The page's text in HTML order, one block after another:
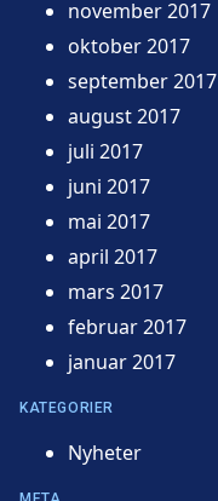
november 2017
oktober 2017
september 2017
august 2017
juli 2017
juni 2017
mai 2017
april 2017
mars 2017
februar 2017
januar 2017
KATEGORIER
Nyheter